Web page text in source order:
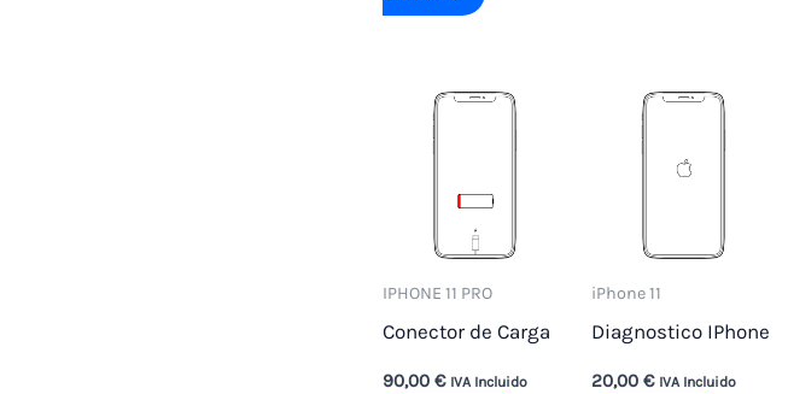
IPHONE 11 PRO
Conector de Carga
90,00 € IVA Incluido
iPhone 11
Diagnostico IPhone
20,00€ IVA Incluido